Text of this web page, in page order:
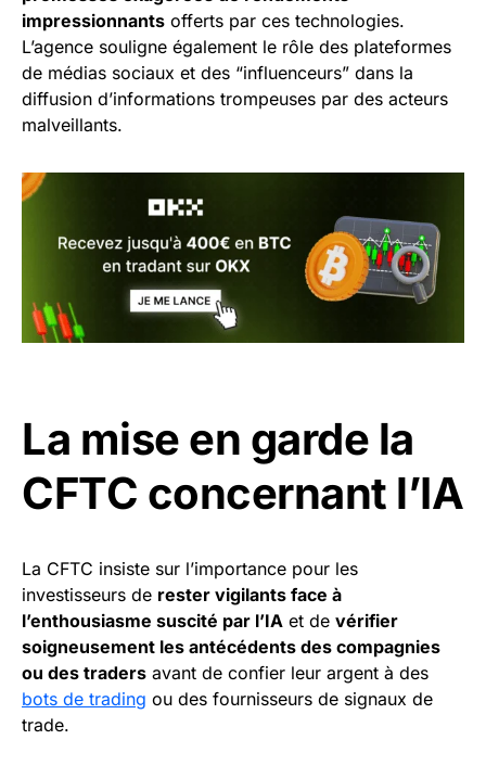
impressionnants offerts par ces technologies.
L’agence souligne également le rôle des plateformes
de médias sociaux et des “influenceurs” dans la
diffusion d’informations trompeuses par des acteurs
malveillants.
La mise en garde la
CFTC concernant l’IA
La CFTC insiste sur l’importance pour les
investisseurs de rester vigilants face à
l’enthousiasme suscité par l’IA et de vérifier
soigneusement les antécédents des compagnies
ou des traders avant de confier leur argent à des
bots de trading ou des fournisseurs de signaux de
trade.